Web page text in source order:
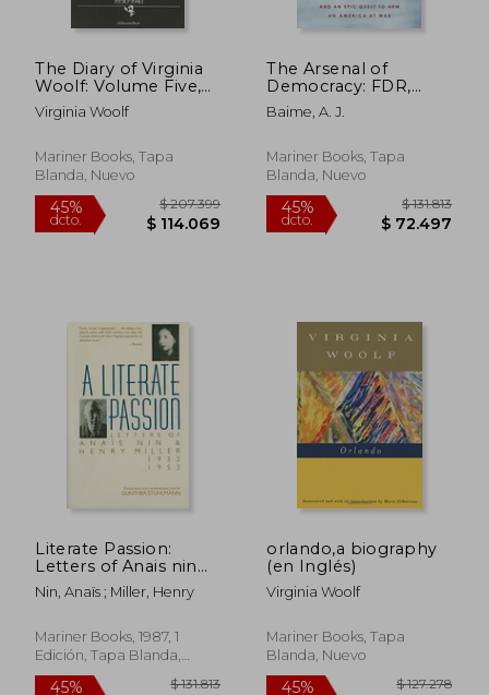
$ 87.463
The Diary of Virginia
Woolf: Volume Five,
1936-1941: 5 (en
Inglés)
Virginia Woolf
Mariner Books, Tapa
Blanda, Nuevo
45%
dcto.
$ 207.399
$ 114.069
The Arsenal of
Democracy: FDR,
Detroit, and an Epic
Quest to Arm an
Inglés)
Baime, A. J.
Mariner Books, Tapa
Blanda, Nuevo
45%
dcto. $
Literate Passion:
Letters of Anais nin
and Henry Miller
1932-1953 (en Inglés)
Nin, Anaïs ; Miller, Henry
Mariner Books, 1987, 1
Edición, Tapa Blanda,
Nuevo
orlando,a biography
(en Inglés)
Virginia Woolf
Mariner Books, Tapa
Blanda, Nuevo